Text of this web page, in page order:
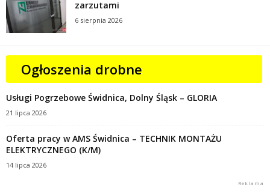
zarzutami
6 sierpnia 2026
Ogłoszenia drobne
Usługi Pogrzebowe Świdnica, Dolny Śląsk – GLORIA
21 lipca 2026
Oferta pracy w AMS Świdnica – TECHNIK MONTAŻU
ELEKTRYCZNEGO (K/M)
14 lipca 2026